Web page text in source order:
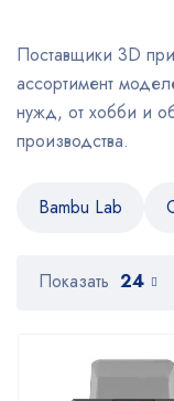
Поставщики 3D
ассортимент
нужд, от хобби и
производства.
Bambu Lab
Показать 24